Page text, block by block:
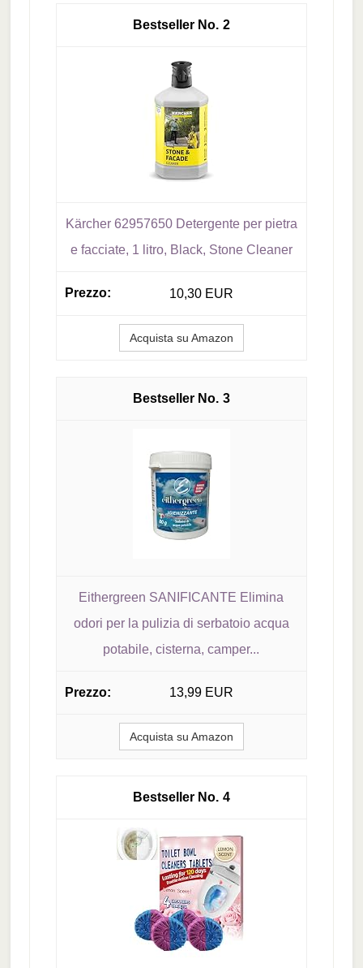
2
Kärcher 62957650 Detergente per pietra
e facciate, 1 litro, Black, Stone Cleaner
10,30 EUR
Acquista su Amazon
3
Eithergreen SANIFICANTE Elimina
odori per la pulizia di serbatoio acqua
potabile, cisterna, camper...
13,99 EUR
Acquista su Amazon
4